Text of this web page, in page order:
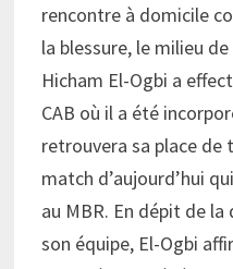
rencontre à domicile
la blessure, le milieu
Hicham El-Ogbi a
CAB où il a été
retrouvera sa place de
match d’aujourd’hui
au MBR. En dépit de
son équipe, El-Ogbi